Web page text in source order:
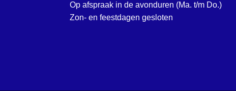
Op afspraak in de avonduren (Ma. t/m Do.)
Zon- en feestdagen gesloten